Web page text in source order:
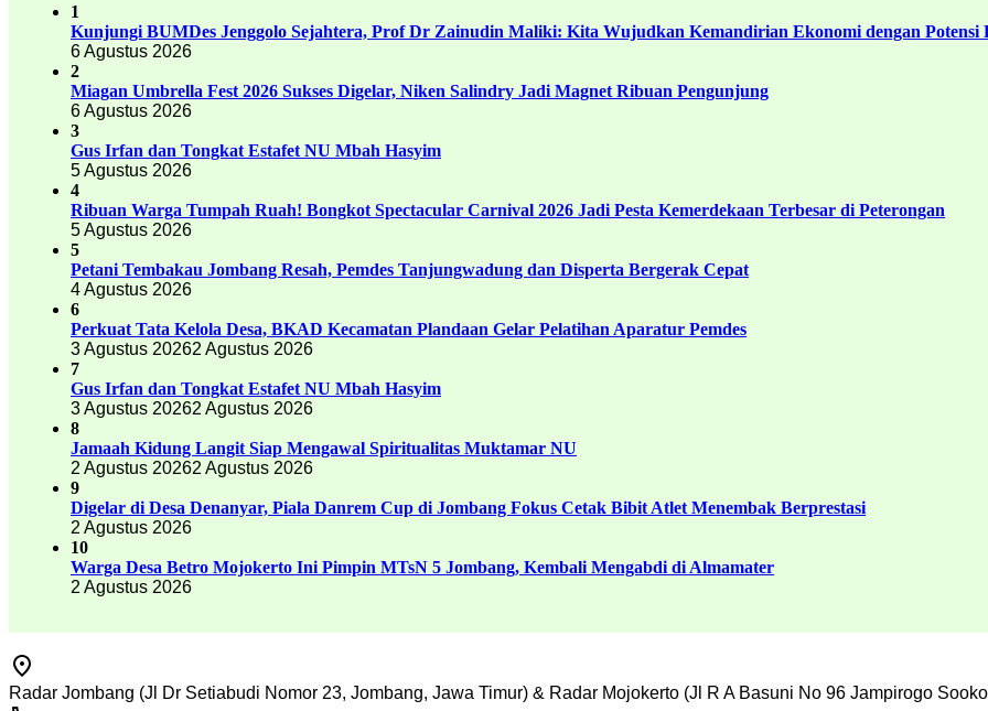
1
Kunjungi BUMDes Jenggolo Sejahtera, Prof Dr Zainudin Maliki: Kita Wujudkan Kemandirian Ekonomi dengan Potensi
6 Agustus 2026
2
Miagan Umbrella Fest 2026 Sukses Digelar, Niken Salindry Jadi Magnet Ribuan Pengunjung
6 Agustus 2026
3
Gus Irfan dan Tongkat Estafet NU Mbah Hasyim
5 Agustus 2026
4
Ribuan Warga Tumpah Ruah! Bongkot Spectacular Carnival 2026 Jadi Pesta Kemerdekaan Terbesar di Peterongan
5 Agustus 2026
5
Petani Tembakau Jombang Resah, Pemdes Tanjungwadung dan Disperta Bergerak Cepat
4 Agustus 2026
6
Perkuat Tata Kelola Desa, BKAD Kecamatan Plandaan Gelar Pelatihan Aparatur Pemdes
3 Agustus 20262 Agustus 2026
7
Gus Irfan dan Tongkat Estafet NU Mbah Hasyim
3 Agustus 20262 Agustus 2026
8
Jamaah Kidung Langit Siap Mengawal Spiritualitas Muktamar NU
2 Agustus 20262 Agustus 2026
9
Digelar di Desa Denanyar, Piala Danrem Cup di Jombang Fokus Cetak Bibit Atlet Menembak Berprestasi
2 Agustus 2026
10
Warga Desa Betro Mojokerto Ini Pimpin MTsN 5 Jombang, Kembali Mengabdi di Almamater
2 Agustus 2026
Radar Jombang (Jl Dr Setiabudi Nomor 23, Jombang, Jawa Timur) & Radar Mojokerto (Jl R A Basuni No 96 Jampirogo